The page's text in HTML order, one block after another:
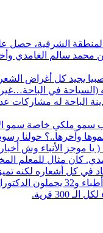
حصل على أفضل باحث
محمد سالم الغامدي
كل أغراض الشعر
(السياحة في
الباحة له
سمو ملكي خاصة سمو
وآخرها..؟ حولنا
يا موجز الأنباء وش
المخلص المجتهد .ثم
في كل أشعاره
قرية.